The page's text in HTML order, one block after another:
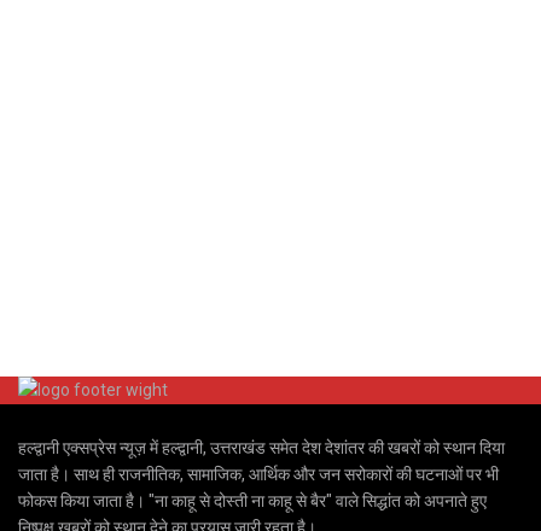
हल्द्वानी एक्सप्रेस न्यूज़ में हल्द्वानी, उत्तराखंड समेत देश देशांतर की खबरों को स्थान दिया
जाता है। साथ ही राजनीतिक, सामाजिक, आर्थिक और जन सरोकारों की घटनाओं पर भी
फोकस किया जाता है। "ना काहू से दोस्ती ना काहू से बैर" वाले सिद्धांत को अपनाते हुए
निष्पक्ष खबरों को स्थान देने का प्रयास जारी रहता है।